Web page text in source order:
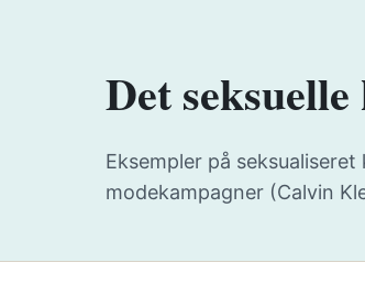
Det
Eksempler på
modekampagner (Calvin